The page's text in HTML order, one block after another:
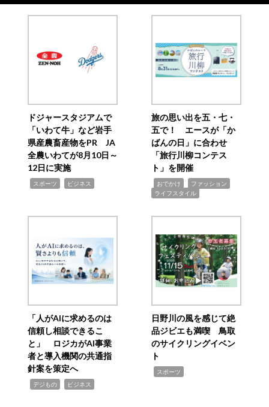
ドジャースタジアムで
「いわて牛」など岩手
県産農畜産物をPR JA
全農いわてが8月10日～
12日に実施
スポーツ ビジネス
旅の思い出を五・七・
五で！ エースが「か
ばんの日」に合わせ
「旅行川柳コンテス
ト」を開催
おでかけ ファッション
ライフスタイル
「人がAIに求めるのは
信頼し相談できるこ
と」 ロジカがAI事業
者と導入機関の共通指
針案を策定へ
デジもの ビジネス
日野川の風を感じて絶
品ジビエも満喫 鳥取
のサイクリングイベン
ト
スポーツ